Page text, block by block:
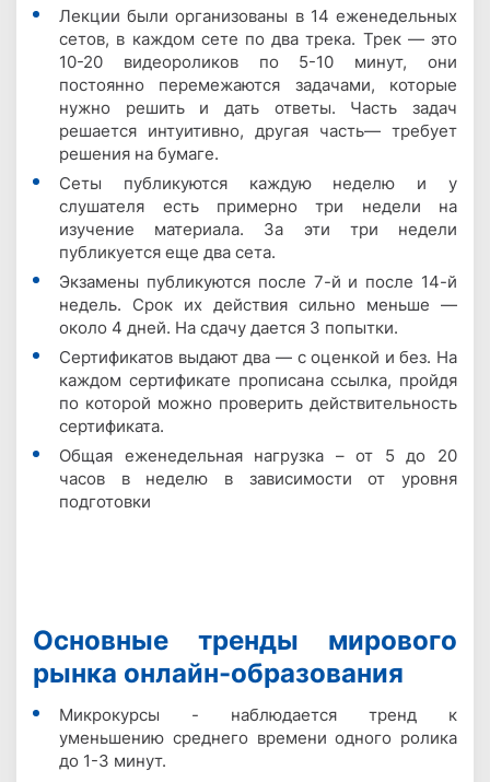
Лекции были организованы в 14 еженедельных
сетов, в каждом сете по два трека. Трек — это
10-20 видеороликов по 5-10 минут, они
постоянно перемежаются задачами, которые
нужно решить и дать ответы. Часть задач
решается интуитивно, другая часть— требует
решения на бумаге.
Сеты публикуются каждую неделю и у
слушателя есть примерно три недели на
изучение материала. За эти три недели
публикуется еще два сета.
Экзамены публикуются после 7-й и после 14-й
недель. Срок их действия сильно меньше —
около 4 дней. На сдачу дается 3 попытки.
Сертификатов выдают два — с оценкой и без. На
каждом сертификате прописана ссылка, пройдя
по которой можно проверить действительность
сертификата.
Общая еженедельная нагрузка – от 5 до 20
часов в неделю в зависимости от уровня
подготовки
Основные тренды мирового
рынка онлайн-образования
Микрокурсы - наблюдается тренд к
уменьшению среднего времени одного ролика
до 1-3 минут.